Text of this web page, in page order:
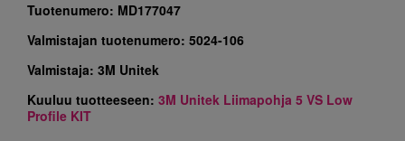
Tuotenumero: MD177047
Valmistajan tuotenumero: 5024-106
Valmistaja: 3M Unitek
Kuuluu tuotteeseen: 3M Unitek Liimapohja 5 VS Low
Profile KIT